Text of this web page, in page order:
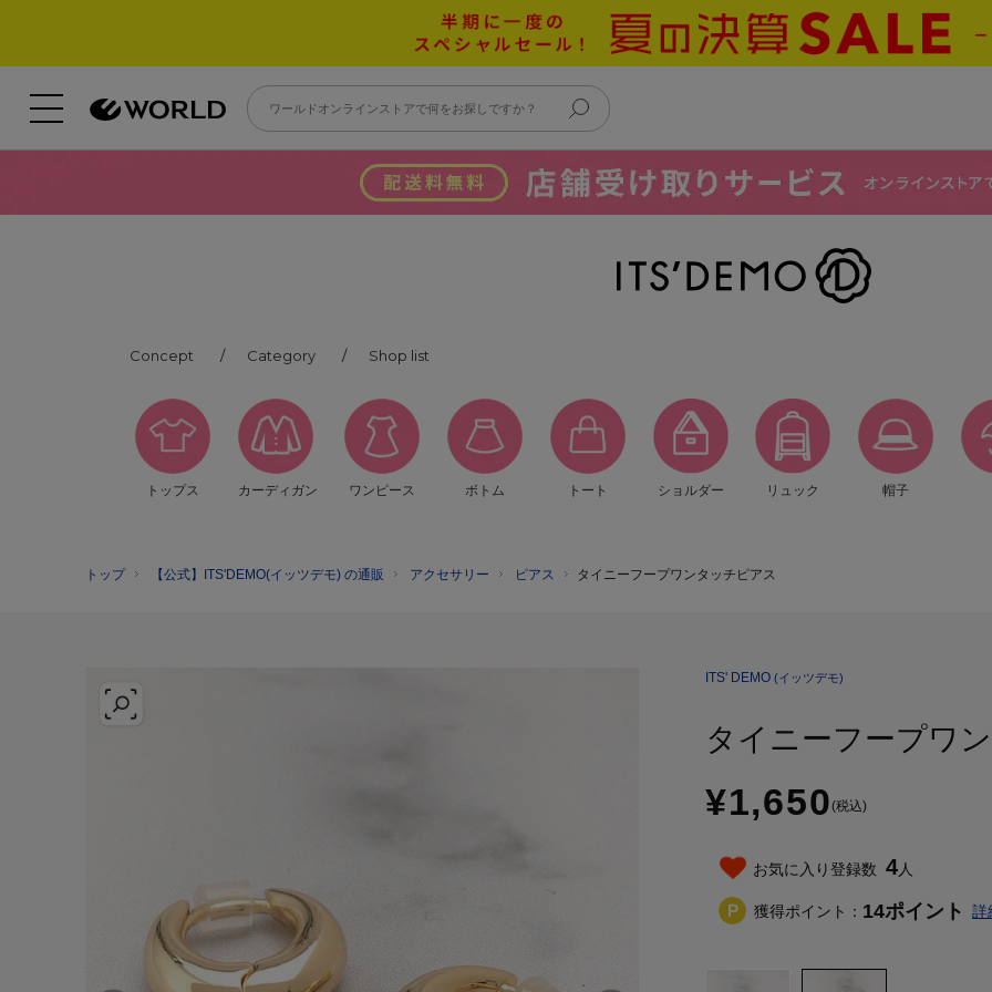
Concept Category Shop list
トップス カーディガン ワンピース ボトム トート ショルダー リュック 帽子
トップ 【公式】ITS'DEMO(イッツデモ) の通販 アクセサリー ピアス タイニーフープワンタッチピアス
ITS' DEMO (イッツデモ)
タイニーフープワ
¥1,650(税込)
お気に入り登録数 4人
獲得ポイント： 14ポイント 詳